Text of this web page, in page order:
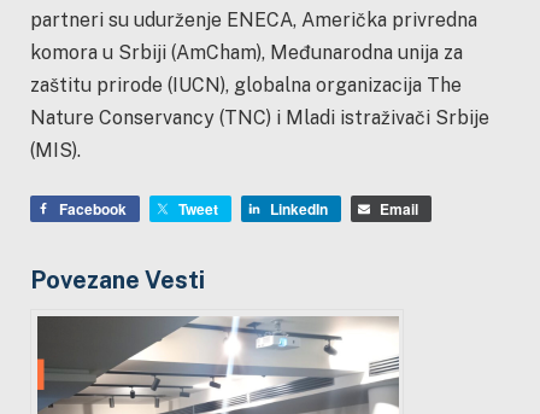
partneri su udurženje ENECA, Američka privredna
komora u Srbiji (AmCham), Međunarodna unija za
zaštitu prirode (IUCN), globalna organizacija The
Nature Conservancy (TNC) i Mladi istraživači Srbije
(MIS).
Facebook Tweet LinkedIn Email
Povezane Vesti